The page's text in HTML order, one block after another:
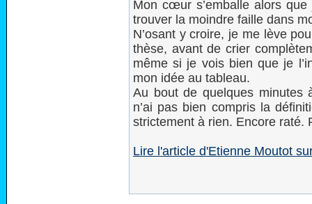
Mon cœur s’emballe alors
trouver la moindre faille dans
N’osant y croire, je me lève
thèse, avant de crier
même si je vois bien que je
mon idée au tableau.
Au bout de quelques minutes
n’ai pas bien compris la
strictement à rien. Encore
Lire l'article d'Etienne Moutot